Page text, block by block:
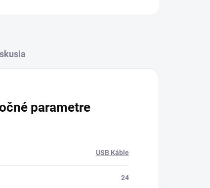
parametre
USB Káble
24